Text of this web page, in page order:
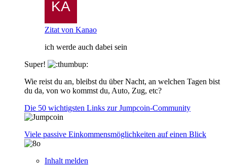
Zitat von Kanao
ich werde auch dabei sein
Super!
Wie reist du an, bleibst du über Nacht, an welchen Tagen bist
du da, von wo kommst du, Auto, Zug, etc?
Die 50 wichtigsten Links zur Jumpcoin-Community
Viele passive Einkommensmöglichkeiten auf einen Blick
Inhalt melden